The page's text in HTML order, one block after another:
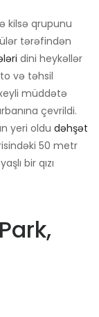
kilsə qrupunu
tərəfindən
dini heykəllər
və təhsil
müddətə
çevrildi.
yeri oldu dəhşət
50 metr
bir qızı